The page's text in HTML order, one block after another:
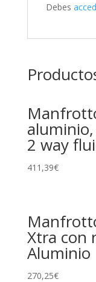
Debes
2 way
411,39€
Xtra con
Aluminio
270,25€